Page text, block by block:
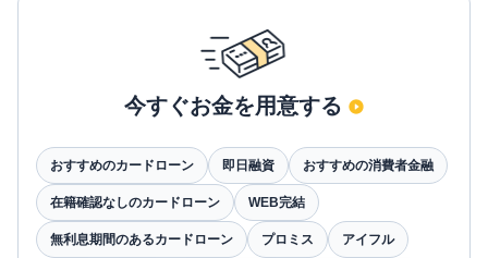
今すぐお金を用意する
おすすめのカードローン 即日融資 おすすめの消費者金融
在籍確認なしのカードローン WEB完結
無利息期間のあるカードローン プロミス アイフル